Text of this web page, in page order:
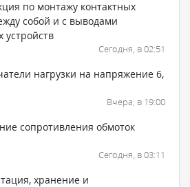
по монтажу контактных
собой и с выводами
устройств
Сегодня, в 02:51
нагрузки на напряжение 6,
Вчера, в 19:00
сопротивления обмоток
Сегодня, в 03:11
хранение и